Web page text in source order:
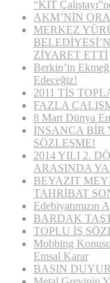
“KİT
AKM’NİN
MERKEZ
ZİYARET ETTİ
Berkin’in
Edeceğiz!
2011 TİS
FAZLA
8 Mart Dünya
İNSANCA BİR
SÖZLEŞME!
2014 YILI 2.
ARASINDA
BEYAZIT
TAHRİBAT
Edebiyatımızın
BARDAK
TOPLU İŞ
Mobbing
Emsal Karar
BASIN